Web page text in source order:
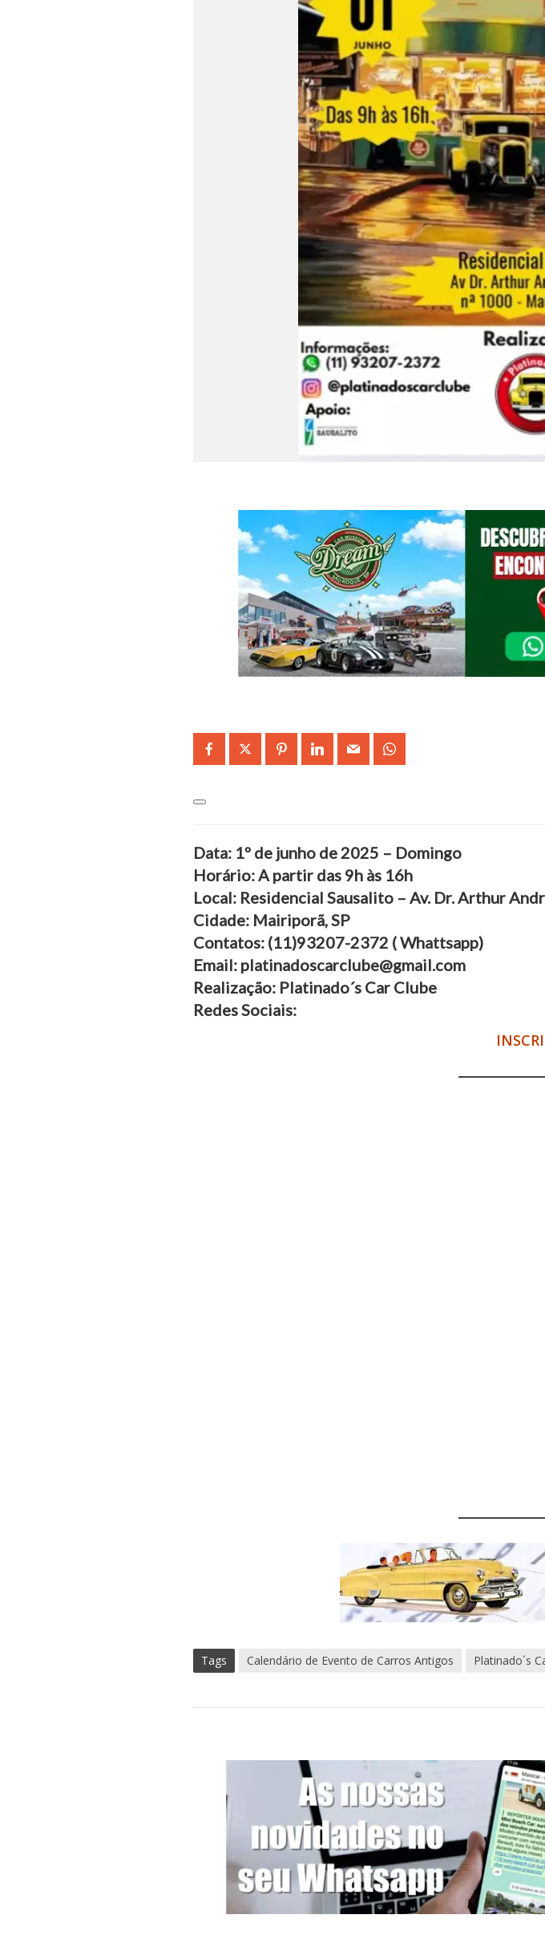
Data: 1º de junho de 2025 – Domingo
Horário: A partir das 9h às 16h
Local: Residencial Sausalito – Av. Dr. Arthur
Cidade: Mairiporã, SP
Contatos: (11)93207-2372 ( Whattsapp)
Email: platinadoscarclube@gmail.com
Realização: Platinado´s Car Clube
Redes Sociais:
Tags Calendário de Evento de Carros Antigos Platinado´s